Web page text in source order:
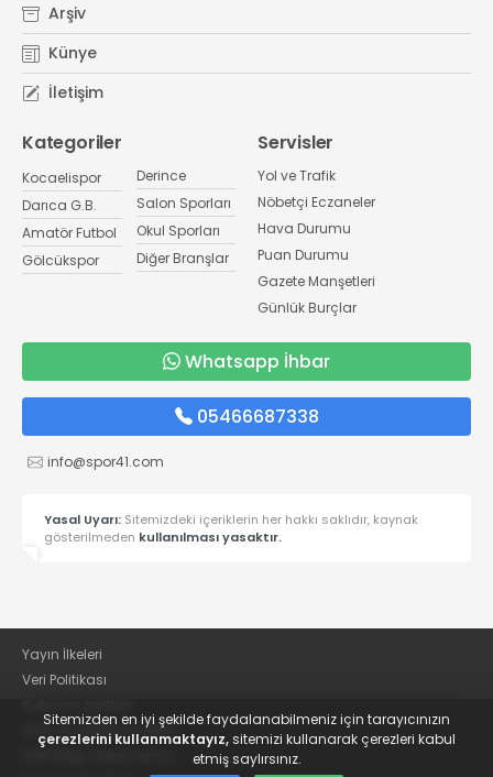
Arşiv
Künye
İletişim
Kategoriler
Kocaelispor
Darıca G.B.
Amatör Futbol
Gölcükspor
Derince
Salon Sporları
Okul Sporları
Diğer Branşlar
Servisler
Yol ve Trafik
Nöbetçi Eczaneler
Hava Durumu
Puan Durumu
Gazete Manşetleri
Günlük Burçlar
Whatsapp İhbar
05466687338
info@spor41.com
Yasal Uyarı: Sitemizdeki içeriklerin her hakkı saklıdır, kaynak
gösterilmeden kullanılması yasaktır.
Yayın İlkeleri
Veri Politikası
KVKK Aydınlatma Metni
Sitemizden en iyi şekilde faydalanabilmeniz için tarayıcınızın
çerezlerini kullanmaktayız,sitemizi kullanarak çerezleri kabul
etmiş saylırsınız.